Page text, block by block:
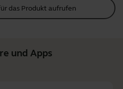
das Produkt aufrufen
und Apps